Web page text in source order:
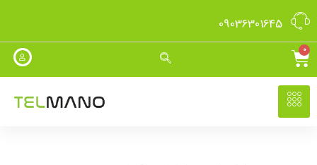
09036301645
0